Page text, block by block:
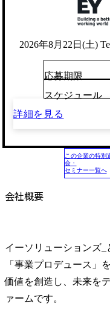
2026年8月22日(土)
応募期限
スケジュール
詳細を見る
この企業の特別
会・
セミナー一覧へ
会社概要
イーソリューションズ
「事業プロデュース」
価値を創造し、未来を
ァームです。